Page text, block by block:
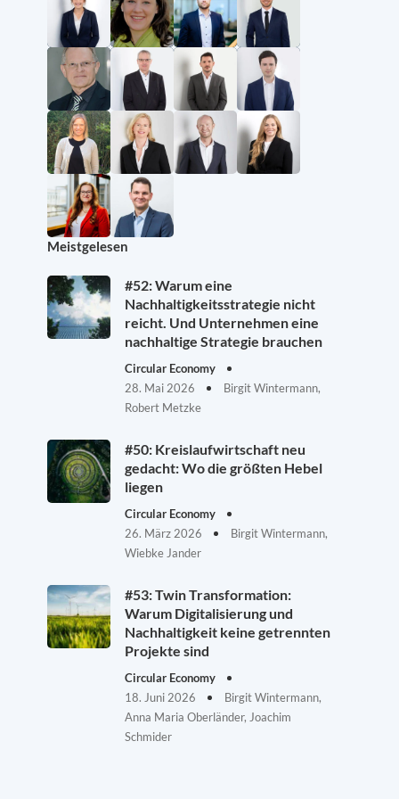
Meistgelesen
#52: Warum eine
Nachhaltigkeitsstrategie nicht
reicht. Und Unternehmen eine
nachhaltige Strategie brauchen
Circular Economy
28. Mai 2026
Birgit Wintermann,
Robert Metzke
#50: Kreislaufwirtschaft neu
gedacht: Wo die größten Hebel
liegen
Circular Economy
26. März 2026
Birgit Wintermann,
Wiebke Jander
#53: Twin Transformation:
Warum Digitalisierung und
Nachhaltigkeit keine getrennten
Projekte sind
Circular Economy
18. Juni 2026
Birgit Wintermann,
Anna Maria Oberländer, Joachim
Schmider